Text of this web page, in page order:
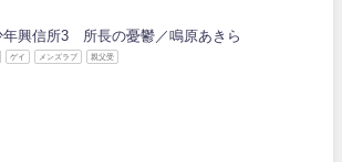
年興信所3 所長の憂鬱／鳴原あきら
ゲイ メンズラブ 親父受